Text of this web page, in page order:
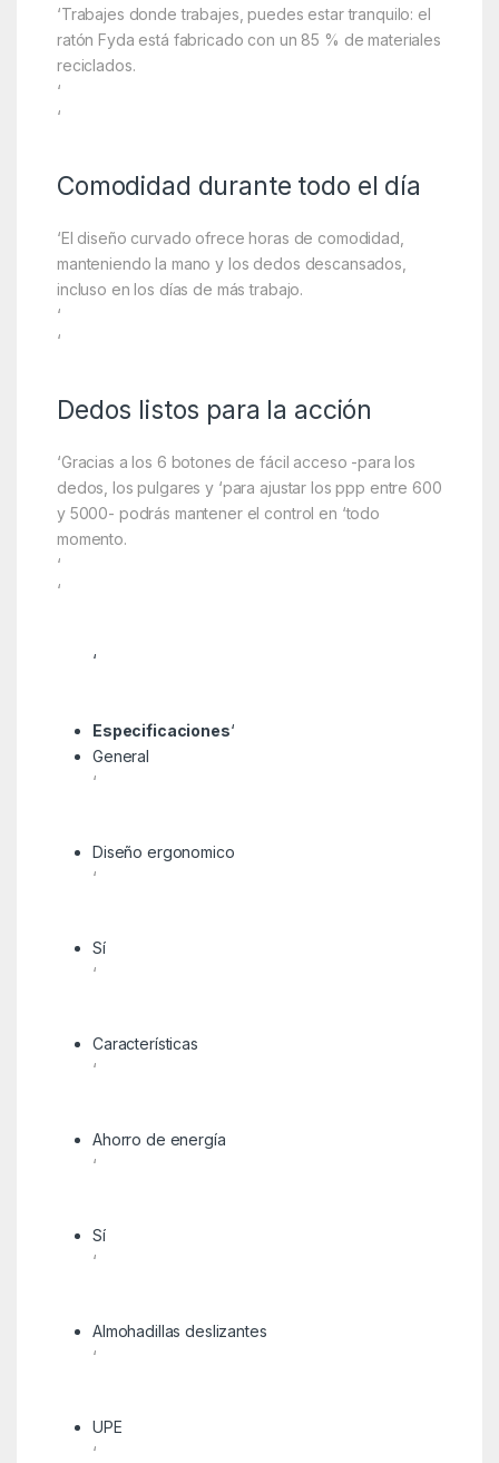
‘Trabajes donde trabajes, puedes estar tranquilo: el
ratón Fyda está fabricado con un 85 % de materiales
reciclados.
‘
‘
Comodidad durante todo el día
‘El diseño curvado ofrece horas de comodidad,
manteniendo la mano y los dedos descansados,
incluso en los días de más trabajo.
‘
‘
Dedos listos para la acción
‘Gracias a los 6 botones de fácil acceso -para los
dedos, los pulgares y ‘para ajustar los ppp entre 600
y 5000- podrás mantener el control en ‘todo
momento.
‘
‘
‘
Especificaciones‘
General
‘
Diseño ergonomico
‘
Sí
‘
Características
‘
Ahorro de energía
‘
Sí
‘
Almohadillas deslizantes
‘
UPE
‘